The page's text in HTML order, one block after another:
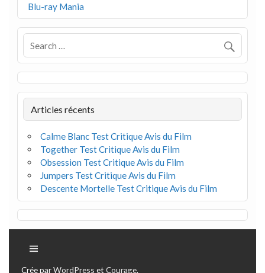
Blu-ray Mania
Articles récents
Calme Blanc Test Critique Avis du Film
Together Test Critique Avis du Film
Obsession Test Critique Avis du Film
Jumpers Test Critique Avis du Film
Descente Mortelle Test Critique Avis du Film
Crée parWordPress etCourage.